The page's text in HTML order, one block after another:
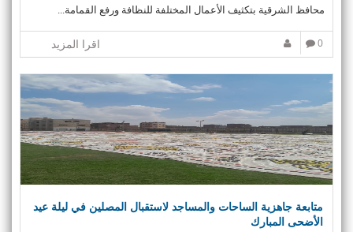
محافظ الشرقية بتكثيف الأعمال المختلفة للنظافة ورفع القمامة...
اقرا المزيد 0
متابعة جاهزية الساحات والمساجد لاستقبال المصلين في ليلة عيد
الأضحى المبارك